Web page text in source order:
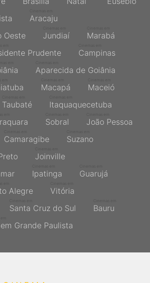
Aracaju
Oeste Jundiaí Marabá
Prudente Campinas
Aparecida de Goiânia
Macapá Maceió
Taubaté Itaquaquecetuba
Sobral João Pessoa
Camaragibe Suzano
Joinville
Ipatinga Guarujá
Alegre Vitória
Santa Cruz do Sul Bauru
Grande Paulista